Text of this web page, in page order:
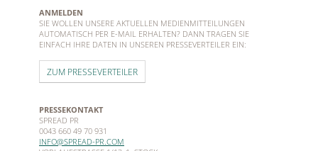
ANMELDEN
SIE WOLLEN UNSERE AKTUELLEN MEDIENMITTEILUNGEN
AUTOMATISCH PER E-MAIL ERHALTEN? DANN TRAGEN SIE
EINFACH IHRE DATEN IN UNSEREN PRESSEVERTEILER EIN:
ZUM PRESSEVERTEILER
PRESSEKONTAKT
SPREAD PR
0043 660 49 70 931
INFO@SPREAD-PR.COM